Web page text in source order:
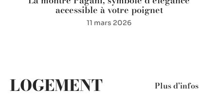
accessible à votre poignet
11 mars 2026
LOGEMENT Plus d’infos